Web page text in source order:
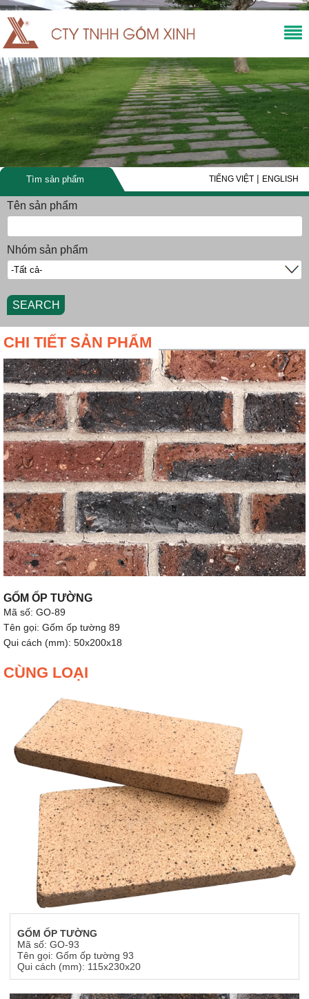
Tìm sản phẩm TIẾNG VIỆT | ENGLISH
Tên sản phẩm
Nhóm sản phẩm
SEARCH
CHI TIẾT SẢN PHẨM
GỐM ỐP TƯỜNG
Mã số: GO-89
Tên gọi: Gốm ốp tường 89
Qui cách (mm): 50x200x18
CÙNG LOẠI
GỐM ỐP TƯỜNG
Mã số: GO-93
Tên gọi: Gốm ốp tường 93
Qui cách (mm): 115x230x20